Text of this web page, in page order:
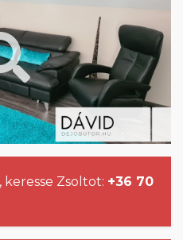
Zsoltot: +36 70